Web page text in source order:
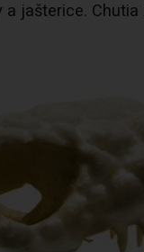
jašterice.